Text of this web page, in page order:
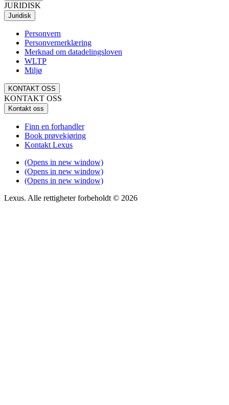
JURIDISK
Juridisk
Personvern
Personvernerklæring
Merknad om datadelingsloven
WLTP
Miljø
KONTAKT OSS
KONTAKT OSS
Kontakt oss
Finn en forhandler
Book prøvekjøring
Kontakt Lexus
(Opens in new window)
(Opens in new window)
(Opens in new window)
Lexus. Alle rettigheter forbeholdt © 2026